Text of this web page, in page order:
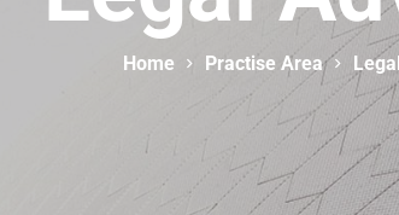
Home Practise Area